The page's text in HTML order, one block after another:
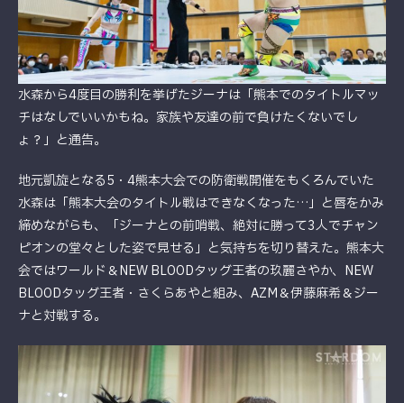
水森から4度目の勝利を挙げたジーナは「熊本でのタイトルマッ
チはなしでいいかもね。家族や友達の前で負けたくないでし
ょ？」と通告。
地元凱旋となる5・4熊本大会での防衛戦開催をもくろんでいた
水森は「熊本大会のタイトル戦はできなくなった…」と唇をかみ
締めながらも、「ジーナとの前哨戦、絶対に勝って3人でチャン
ピオンの堂々とした姿で見せる」と気持ちを切り替えた。熊本大
会ではワールド＆NEW BLOODタッグ王者の玖麗さやか、NEW
BLOODタッグ王者・さくらあやと組み、AZM＆伊藤麻希＆ジー
ナと対戦する。